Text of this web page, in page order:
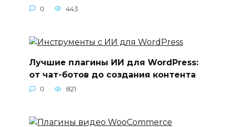
0 443
Лучшие плагины ИИ для WordPress:
от чат-ботов до создания контента
0 821